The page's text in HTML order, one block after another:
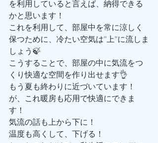
を利用していると言えば、納得できる
かと思います！
これを利用して、部屋中を常に涼しく
保つために、冷たい空気は”上”に流しま
しょう🍃
こうすることで、部屋の中に気流をつ
くり快適な空間を作り出せます👌
もう夏も終わりに近づいています！
が、これ暖房も応用で快適にできま
す！
気流の話も上から下に！
温度も高くして、下げる！